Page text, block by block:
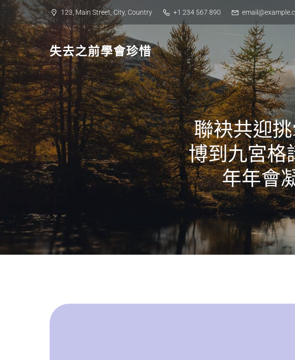
Skip
to
content
123, Main Street, City, Country +1 234 567 890
失去之前學會珍惜
聯袂共迎
博到九宮格
年年會